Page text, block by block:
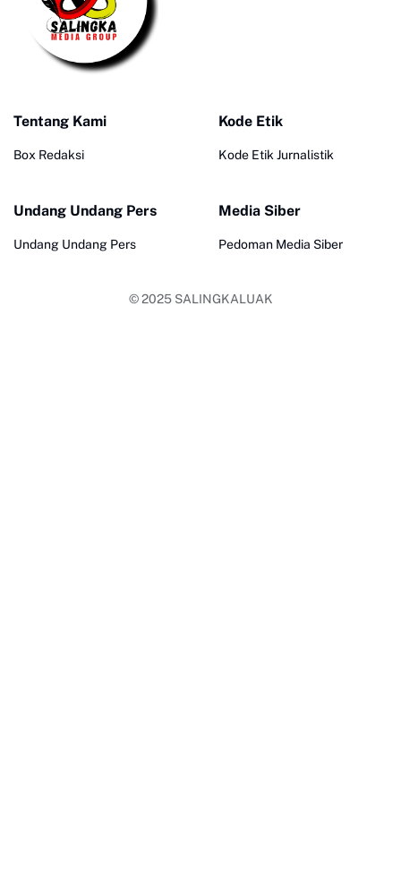
Tentang Kami
Box Redaksi
Kode Etik
Kode Etik Jurnalistik
Undang Undang Pers
Undang Undang Pers
Media Siber
Pedoman Media Siber
© 2025 SALINGKALUAK